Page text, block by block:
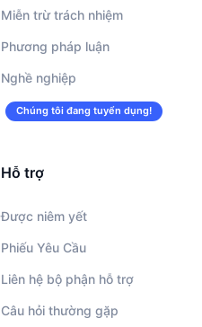
Miễn trừ trách nhiệm
Phương pháp luận
Nghề nghiệp
Chúng tôi đang tuyển dụng!
Hỗ trợ
Được niêm yết
Phiếu Yêu Cầu
Liên hệ bộ phận hỗ trợ
Câu hỏi thường gặp